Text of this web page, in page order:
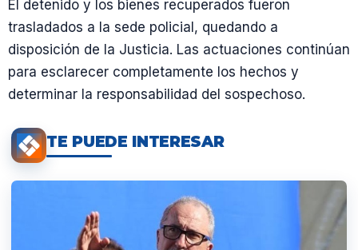
El detenido y los bienes recuperados fueron
trasladados a la sede policial, quedando a
disposición de la Justicia. Las actuaciones continúan
para esclarecer completamente los hechos y
determinar la responsabilidad del sospechoso.
TE PUEDE INTERESAR